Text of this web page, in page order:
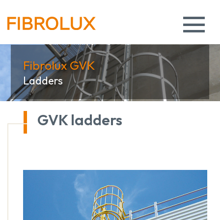
Fibrolux GVK
Ladders
GVK ladders